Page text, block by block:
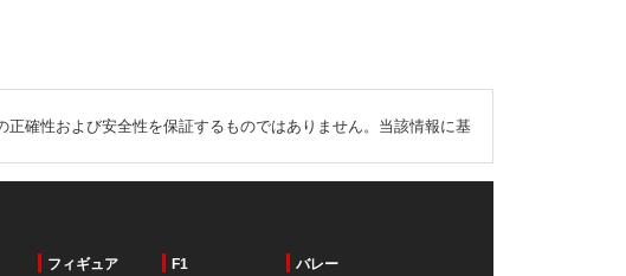
確性および安全性を保証するものではありません。当該情報に基
フィギュア F1 バレー